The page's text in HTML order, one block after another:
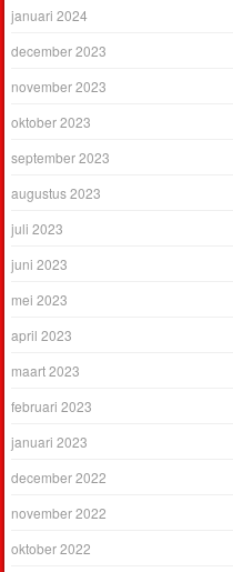
januari 2024
december 2023
november 2023
oktober 2023
september 2023
augustus 2023
juli 2023
juni 2023
mei 2023
april 2023
maart 2023
februari 2023
januari 2023
december 2022
november 2022
oktober 2022